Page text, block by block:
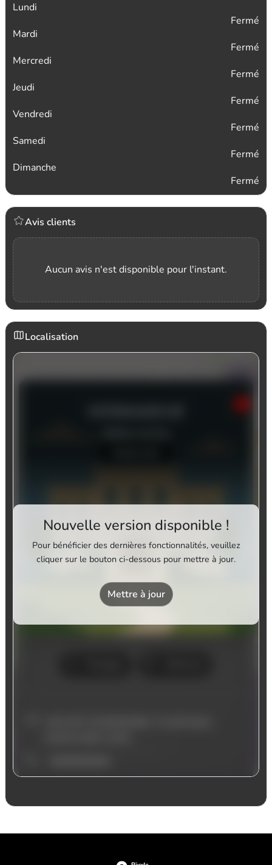
Lundi
Fermé
Mardi
Fermé
Mercredi
Fermé
Jeudi
Fermé
Vendredi
Fermé
Samedi
Fermé
Dimanche
Fermé
Avis clients
Aucun avis n'est disponible pour l'instant.
Localisation